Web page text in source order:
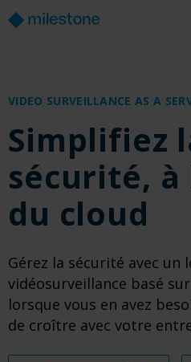
VIDEO SURVEILLANCE AS A
Simplifiez
sécurité, à
du cloud
Gérez la sécurité avec un
vidéosurveillance basé
lorsque vous en avez
de croître avec votre